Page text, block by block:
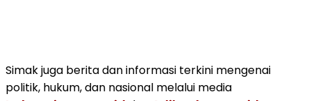
Simak juga berita dan informasi terkini mengenai
politik, hukum, dan nasional melalui media